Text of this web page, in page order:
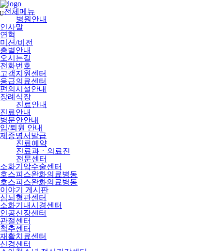
메
뉴
너
뛰
기
전체메뉴
병원안내
인사말
연혁
미션/비전
층별안내
오시는길
전화번호
고객지원센터
응급의료센터
편의시설안내
장례식장
진료안내
진료안내
병문안안내
입/퇴원 안내
제증명서발급
진료예약
진료과ㆍ의료진
전문센터
소화기암수술센터
호스피스완화의료병동
호스피스완화의료병동
이야기 게시판
심뇌혈관센터
소화기내시경센터
인공신장센터
관절센터
척추센터
재활치료센터
신경센터